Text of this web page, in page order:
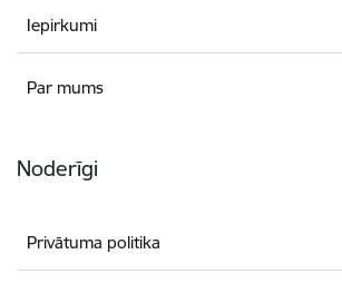
Iepirkumi
Par mums
Noderīgi
Privātuma politika